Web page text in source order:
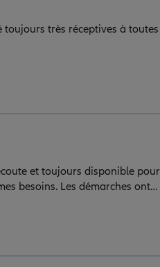
très réceptives à toutes
et toujours disponible pour
besoins. Les démarches ont